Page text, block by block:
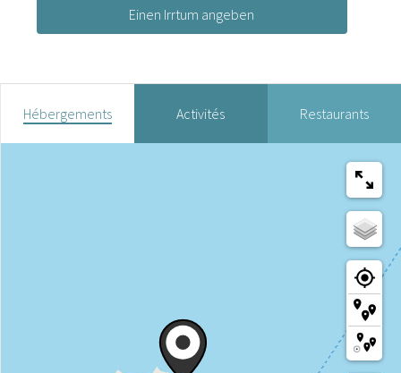
Einen Irrtum angeben
Hébergements Activités Restaurants